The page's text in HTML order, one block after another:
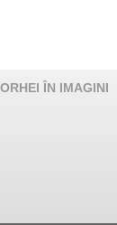
ORHEI ÎN IMAGINI